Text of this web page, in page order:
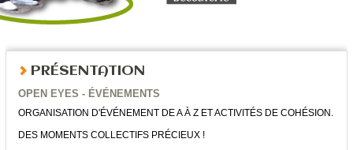
PRÉSENTATION
OPEN EYES - ÉVÉNEMENTS
ORGANISATION D'ÉVÉNEMENT DE A À Z ET ACTIVITÉS DE COHÉSION.
DES MOMENTS COLLECTIFS PRÉCIEUX !